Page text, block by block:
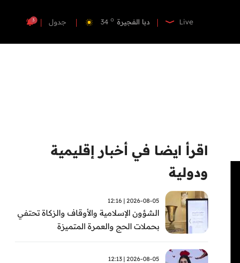
Live دبا الفجيرة 34 o جدول 3
اقرأ ايضا في أخبار إقليمية
ودولية
2026-08-05 | 12:16
الشؤون الإسلامية والأوقاف والزكاة تحتفي
بحملات الحج والعمرة المتميزة
2026-08-05 | 12:13